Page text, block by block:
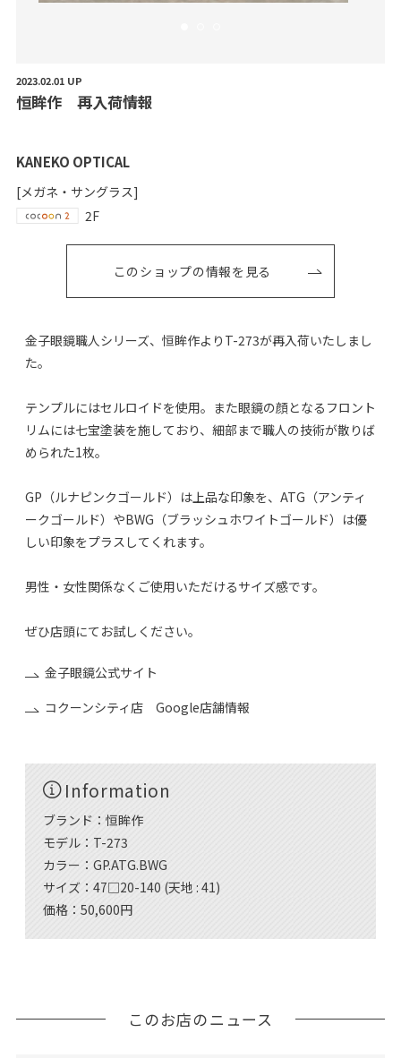
2023.02.01 UP
恒眸作 再入荷情報
KANEKO OPTICAL
[メガネ・サングラス]
2F
このショップの情報を見る
金子眼鏡職人シリーズ、恒眸作よりT-273が再入荷いたしまし
た。
テンプルにはセルロイドを使用。また眼鏡の顔となるフロント
リムには七宝塗装を施しており、細部まで職人の技術が散りば
められた1枚。
GP（ルナピンクゴールド）は上品な印象を、ATG（アンティ
ークゴールド）やBWG（ブラッシュホワイトゴールド）は優
しい印象をプラスしてくれます。
男性・女性関係なくご使用いただけるサイズ感です。
ぜひ店頭にてお試しください。
金子眼鏡公式サイト
コクーンシティ店 Google店舗情報
Information
ブランド：恒眸作
モデル：T-273
カラー：GP.ATG.BWG
サイズ：47□20-140 (天地 : 41)
価格：50,600円
このお店のニュース